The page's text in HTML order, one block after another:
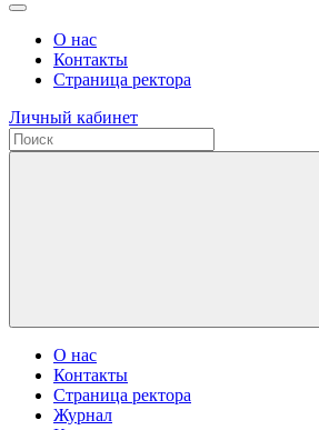
О нас
Контакты
Страница ректора
Личный кабинет
О нас
Контакты
Страница ректора
Журнал